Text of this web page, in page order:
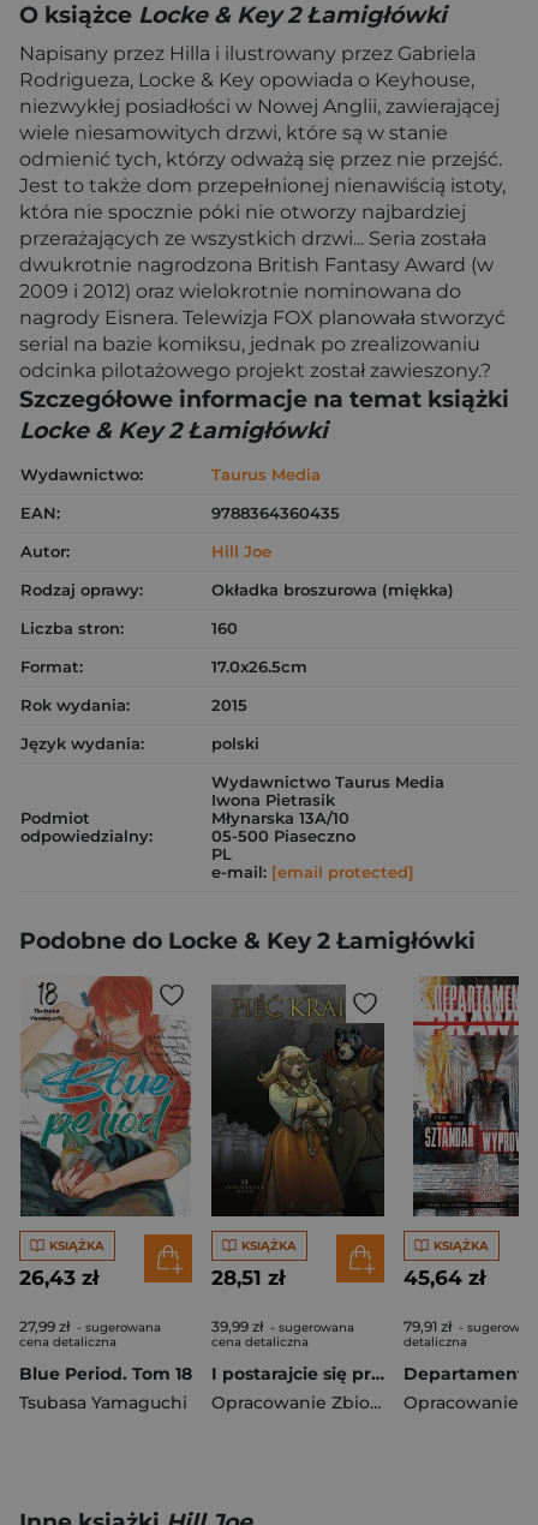
O książce Locke & Key 2 Łamigłówki
Napisany przez Hilla i ilustrowany przez Gabriela
Rodrigueza, Locke & Key opowiada o Keyhouse,
niezwykłej posiadłości w Nowej Anglii, zawierającej
wiele niesamowitych drzwi, które są w stanie
odmienić tych, którzy odważą się przez nie przejść.
Jest to także dom przepełnionej nienawiścią istoty,
która nie spocznie póki nie otworzy najbardziej
przerażających ze wszystkich drzwi... Seria została
dwukrotnie nagrodzona British Fantasy Award (w
2009 i 2012) oraz wielokrotnie nominowana do
nagrody Eisnera. Telewizja FOX planowała stworzyć
serial na bazie komiksu, jednak po zrealizowaniu
odcinka pilotażowego projekt został zawieszony.?
Szczegółowe informacje na temat książki
Locke & Key 2 Łamigłówki
Wydawnictwo:
Taurus Media
EAN:
9788364360435
Autor:
Hill Joe
Rodzaj oprawy:
Okładka broszurowa (miękka)
Liczba stron:
160
Format:
17.0x26.5cm
Rok wydania:
2015
Język wydania:
polski
Podmiot
odpowiedzialny:
Wydawnictwo Taurus Media
Iwona Pietrasik
Młynarska 13A/10
05-500 Piaseczno
PL
e-mail: [email protected]
Podobne do Locke & Key 2 Łamigłówki
KSIĄŻKA
26,43 zł
27,99 zł - sugerowana
cena detaliczna
Blue Period. Tom 18
Tsubasa Yamaguchi
KSIĄŻKA
28,51 zł
39,99 zł - sugerowana
cena detaliczna
I postarajcie się przeżyć. Pięć Krain. Tom 13
Opracowanie Zbiorowe
KSIĄŻKA
45,64 zł
79,91 zł -
detaliczna